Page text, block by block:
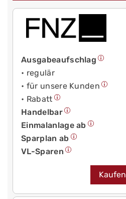
Ausgabeaufschlag
• regulär
• für unsere Kunden
• Rabatt
Handelbar
Einmalanlage ab
Sparplan ab
VL-Sparen
Kaufen